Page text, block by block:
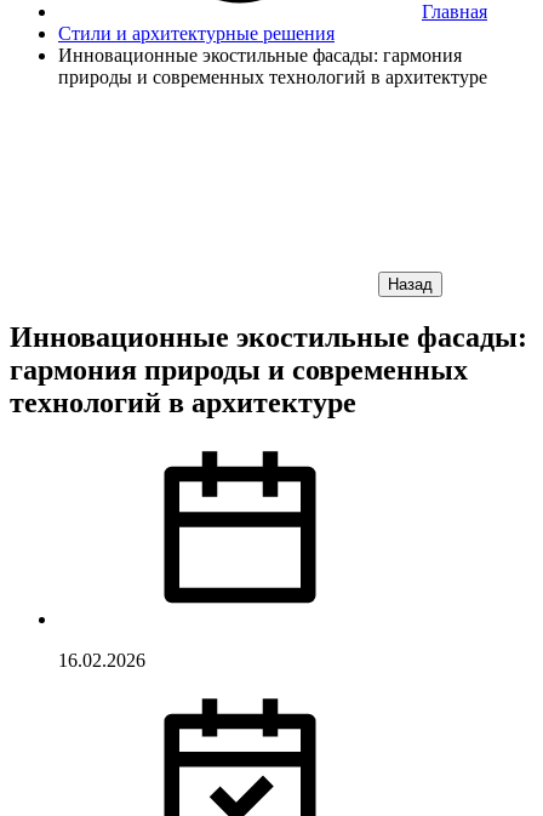
Главная
Стили и архитектурные решения
Инновационные экостильные фасады: гармония
природы и современных технологий в архитектуре
Назад
Инновационные экостильные фасады:
гармония природы и современных
технологий в архитектуре
16.02.2026